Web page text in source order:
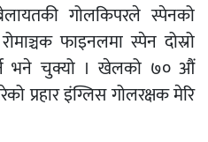
गोलकिपरले स्पेनको
फाइनलमा स्पेन दोस्रो
भने चुक्यो । खेलको ७० औं
प्रहार इंग्लिस गोलरक्षक मेरि